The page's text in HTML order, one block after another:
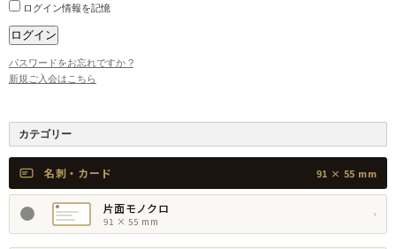
ログイン情報を記憶
パスワードをお忘れですか ?
新規ご入会はこちら
カテゴリー
名刺・カード 91 × 55 mm
片面モノクロ
91 × 55 mm
›